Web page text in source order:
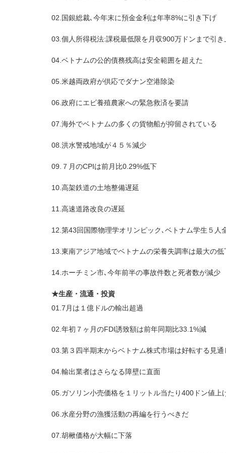
02.国銀総裁､今年末に預金金利は年率8%に引き下げ
03.個人所得税法:課税最低限を月収900万ドンまで引き
04.ベトナムの公的債務残高は安全範囲を超えた
05.米越両政府が供応でダナン空港除染
06.政府にエビ養殖農家への緊急救済を要請
07.海外でベトナムの多くの貨物船が抑留されている
08.洪水警戒地域が４５％減少
09.７月のCPIは前月比0.29%低下
10.高架鉄道の土地整備遅延
11.高速道路改良の遅延
12.第43回国際物理学オリンピック､ベトナム学生５人
13.東南アジア地域でベトナムの栄養失調率は最大の低
14.ホーチミン市､今年前半の事故件数と死者数が減少
★生産・流通・投資
01.7月は１億ドルの輸出超過
02.年初７ヶ月のFDI誘致額は前年同期比33.1%減
03.第３四半期末からベトナム株式市場は好転する見通
04.輸出業者はさらなる障壁に直面
05.ガソリン小売価格を１リットル当たり400ドン値上
06.水産分野の漁獲活動の再編を行うべきだ
07.胡楸価格が大幅に下落